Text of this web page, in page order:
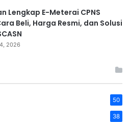
Lengkap E-Meterai CPNS
Beli, Harga Resmi, dan Solusi
2026
50
38